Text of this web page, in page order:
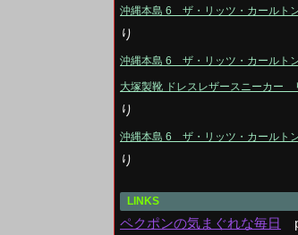
沖縄本島 6 ザ・リッツ・カールト
り
沖縄本島 6 ザ・リッツ・カールト
大塚製靴 ドレスレザースニーカー
り
沖縄本島 6 ザ・リッツ・カールト
り
LINKS
ペクポンの気まぐれな毎日